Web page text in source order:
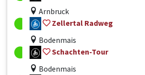
Arnbruck
Zellertal Radweg
Bodenmais
Schachten-Tour
Bodenmais